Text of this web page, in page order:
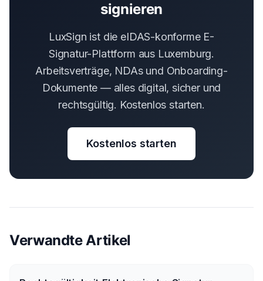
signieren
LuxSign ist die eIDAS-konforme E-
Signatur-Plattform aus Luxemburg.
Arbeitsverträge, NDAs und Onboarding-
Dokumente — alles digital, sicher und
rechtsgültig. Kostenlos starten.
Kostenlos starten
Verwandte Artikel